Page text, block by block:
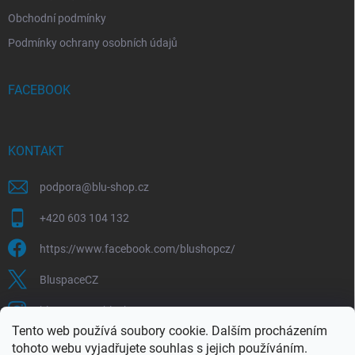
Tento web používá soubory cookie. Dalším procházením
tohoto webu vyjadřujete souhlas s jejich používáním.
Obchodní podmínky
Podmínky ochrany osobních údajů
FACEBOOK
KONTAKT
podpora@blu-shop.cz
+420 603 104 132
https://www.facebook.com/blushopcz/
BluspaceCZ
bluspace.cz_blushop.cz